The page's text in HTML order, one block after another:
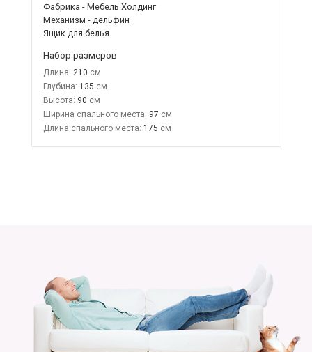
Фабрика - Мебель Холдинг
Механизм - дельфин
Ящик для белья
Набор размеров
Длина: 210
Глубина: 135
Высота: 90
Ширина спального места: 97
Длина спального места: 175